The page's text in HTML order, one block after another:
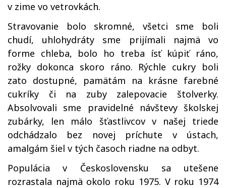
v zime vo vetrovkách.
Stravovanie bolo skromné, všetci sme boli
chudí, uhlohydráty sme prijímali najmä vo
forme chleba, bolo ho treba ísť kúpiť ráno,
rožky dokonca skoro ráno. Rýchle cukry boli
zato dostupné, pamätám na krásne farebné
cukríky či na zuby zalepovacie štolverky.
Absolvovali sme pravidelné návštevy školskej
zubárky, len málo šťastlivcov v našej triede
odchádzalo bez novej príchute v ústach,
amalgám šiel v tých časoch riadne na odbyt.
Populácia v Československu sa utešene
rozrastala najmä okolo roku 1975. V roku 1974